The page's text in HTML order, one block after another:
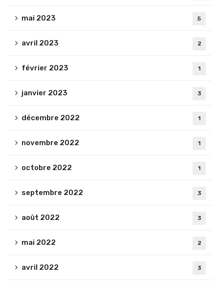
mai 2023 5
avril 2023 2
février 2023 1
janvier 2023 3
décembre 2022 1
novembre 2022 1
octobre 2022 1
septembre 2022 3
août 2022 3
mai 2022 2
avril 2022 3